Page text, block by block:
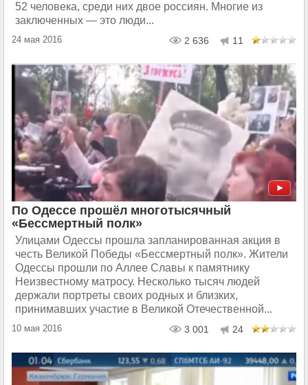
52 человека, среди них двое россиян. Многие из
заключенных — это люди...
24 мая 2016 2 636 11
По Одессе прошёл многотысячный
«Бессмертный полк»
Улицами Одессы прошла запланированная акция в
честь Великой Победы «Бессмертный полк». Жители
Одессы прошли по Аллее Славы к памятнику
Неизвестному матросу. Несколько тысяч людей
держали портреты своих родных и близких,
принимавших участие в Великой Отечественной...
10 мая 2016 3 001 24